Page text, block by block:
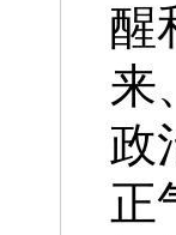
醒
来
政
正